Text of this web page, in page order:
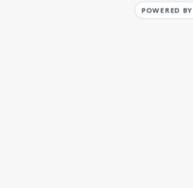
POWERED BY